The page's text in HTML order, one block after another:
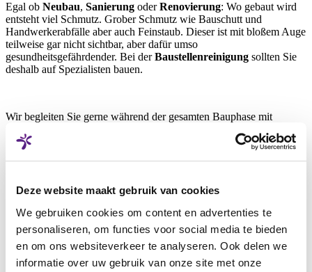
Deze website maakt gebruik van cookies
We gebruiken cookies om content en advertenties te
personaliseren, om functies voor social media te bieden
en om ons websiteverkeer te analyseren. Ook delen we
informatie over uw gebruik van onze site met onze
Egal ob Neubau, Sanierung oderRenovierung: Wo gebaut wird
entsteht viel Schmutz. Grober Schmutz wie Bauschutt und
Handwerkerabfälle aber auch Feinstaub. Dieser ist mit bloßem Auge
teilweise gar nicht sichtbar, aber dafür umso
gesundheitsgefährdender. Bei derBaustellenreinigung sollten Sie
deshalb auf Spezialisten bauen.
Wir begleiten Sie gerne während der gesamten Bauphase mit
über die
Baufeinreinigung,
sind wir Ihr zuverlässiger Partner.
Verschmutzungen entfernt werden. Dazu gehört die umweltgerechte
Entfernung von Bauschutt und Handwerker-Abfällen und die
besenreine Übergabe der Räumlichkeiten.